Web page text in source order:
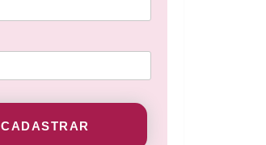
CADASTRAR